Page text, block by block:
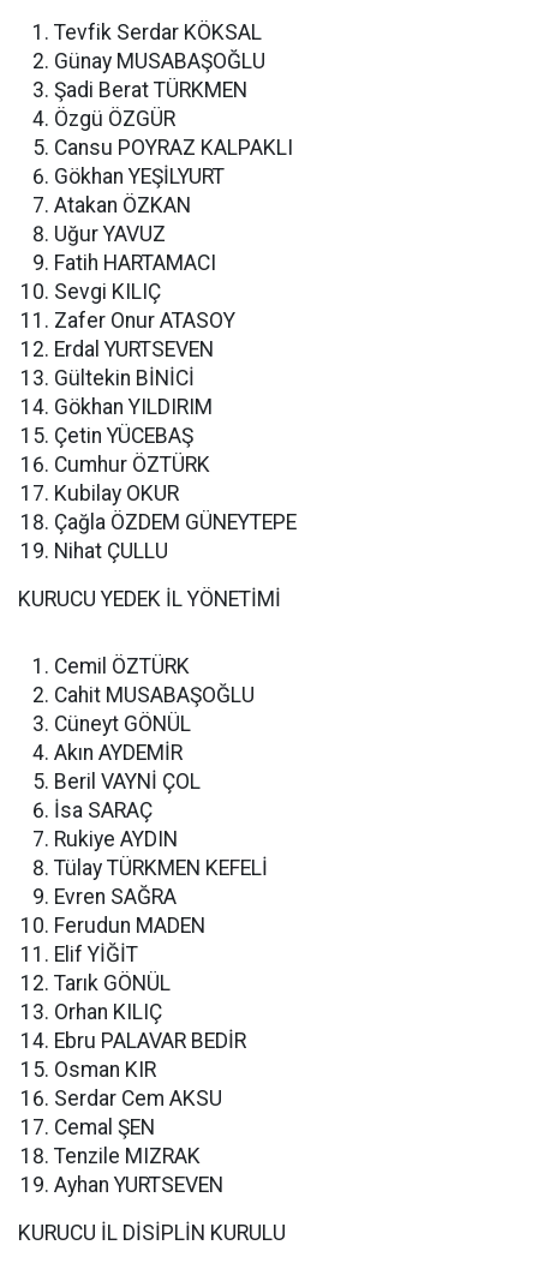
Tevfik Serdar KÖKSAL
Günay MUSABAŞOĞLU
Şadi Berat TÜRKMEN
Özgü ÖZGÜR
Cansu POYRAZ KALPAKLI
Gökhan YEŞİLYURT
Atakan ÖZKAN
Uğur YAVUZ
Fatih HARTAMACI
Sevgi KILIÇ
Zafer Onur ATASOY
Erdal YURTSEVEN
Gültekin BİNİCİ
Gökhan YILDIRIM
Çetin YÜCEBAŞ
Cumhur ÖZTÜRK
Kubilay OKUR
Çağla ÖZDEM GÜNEYTEPE
Nihat ÇULLU
KURUCU YEDEK İL YÖNETİMİ
Cemil ÖZTÜRK
Cahit MUSABAŞOĞLU
Cüneyt GÖNÜL
Akın AYDEMİR
Beril VAYNİ ÇOL
İsa SARAÇ
Rukiye AYDIN
Tülay TÜRKMEN KEFELİ
Evren SAĞRA
Ferudun MADEN
Elif YİĞİT
Tarık GÖNÜL
Orhan KILIÇ
Ebru PALAVAR BEDİR
Osman KIR
Serdar Cem AKSU
Cemal ŞEN
Tenzile MIZRAK
Ayhan YURTSEVEN
KURUCU İL DİSİPLİN KURULU